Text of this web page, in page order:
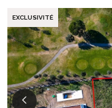
EXCLUSIVITÉ